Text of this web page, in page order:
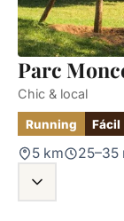
Parc
Chic & local
Running Fácil
5 km 25–35